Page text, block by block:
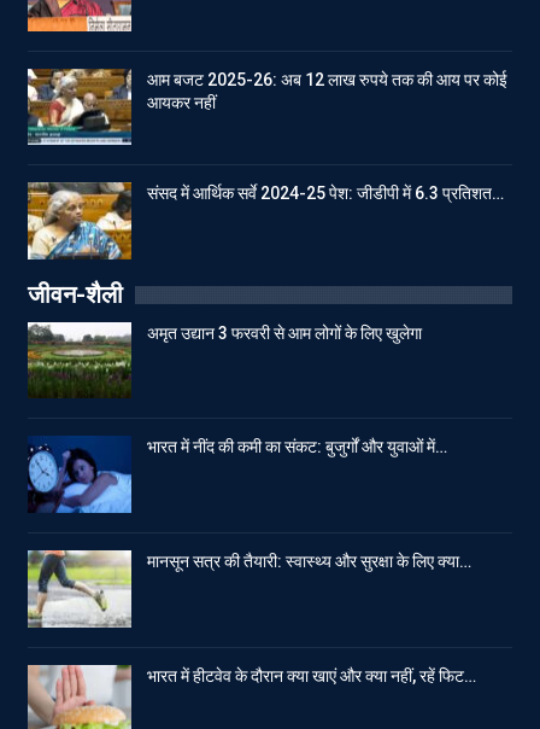
आम बजट 2025-26: अब 12 लाख रुपये तक की आय पर कोई
आयकर नहीं
संसद में आर्थिक सर्वे 2024-25 पेश: जीडीपी में 6.3 प्रतिशत…
जीवन-शैली
अमृत उद्यान 3 फरवरी से आम लोगों के लिए खुलेगा
भारत में नींद की कमी का संकट: बुजुर्गों और युवाओं में…
मानसून सत्र की तैयारी: स्वास्थ्य और सुरक्षा के लिए क्या…
भारत में हीटवेव के दौरान क्या खाएं और क्या नहीं, रहें फिट…